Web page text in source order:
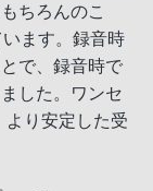
ちろんのこ
ます。録音時
で、録音時で
した。ワンセ
より安定した受